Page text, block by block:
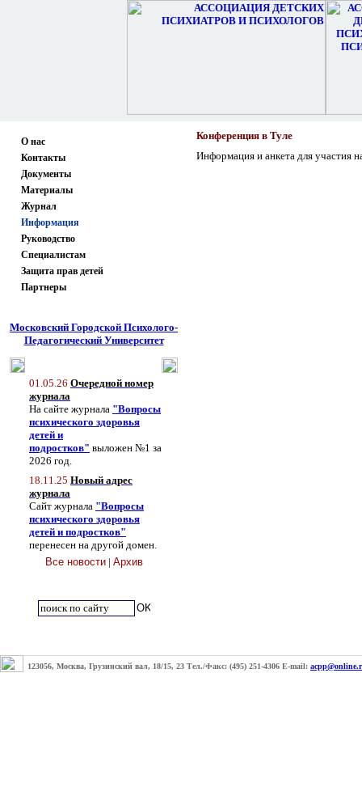
О нас
Контакты
Документы
Материалы
Журнал
Информация
Руководство
Специалистам
Защита прав детей
Партнеры
Московский Городской Психолого-
Педагогический Университет
01.05.26 Очередной номер
журнала
На сайте журнала "Вопросы
психического здоровья
детей и
подростков" выложен №1 за
2026 год.
18.11.25 Новый адрес
журнала
Сайт журнала "Вопросы
психического здоровья
детей и подростков"
перенесен на другой домен.
Все новости| Архив
Конференция в Туле
Информация и анкета для участия
123056, Москва, Грузинский вал, 18/15, 23 Тел./Факс: (495) 251-4306 E-mail: